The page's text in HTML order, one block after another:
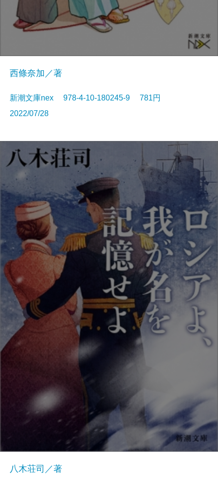
西條奈加／著
新潮文庫nex 978-4-10-180245-9 781円
2022/07/28
八木荘司／著